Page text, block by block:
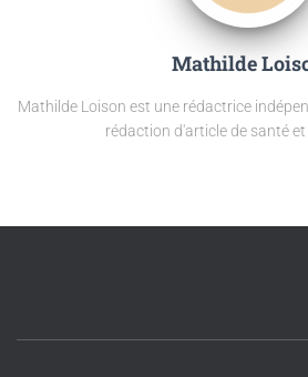
Mathilde
Mathilde Loison est une rédactrice
rédaction d'article de santé et